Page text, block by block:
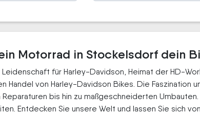
Motorrad in Stockelsdorf dein
für Harley-Davidson, Heimat der HD-
Handel von Harley-Davidson Bikes. Die
bis hin zu maßgeschneiderten
Entdecken Sie unsere Welt und lassen Sie sich